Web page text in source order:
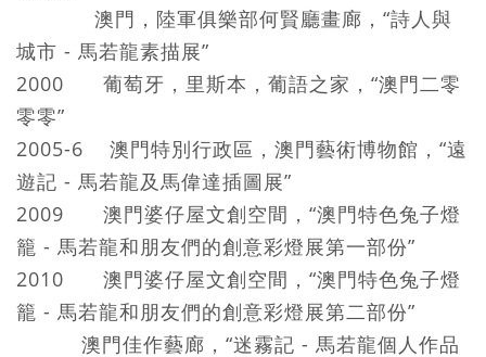
澳門，陸軍俱樂部何賢廳畫廊，“詩人與
城市 - 馬若龍素描展”
2000 葡萄牙，里斯本，葡語之家，“澳門二零
零零”
2005-6 澳門特別行政區，澳門藝術博物館，“遠
遊記 - 馬若龍及馬偉達插圖展”
2009 澳門婆仔屋文創空間，“澳門特色兔子燈
籠 - 馬若龍和朋友們的創意彩燈展第一部份”
2010 澳門婆仔屋文創空間，“澳門特色兔子燈
籠 - 馬若龍和朋友們的創意彩燈展第二部份”
澳門佳作藝廊，“迷霧記 - 馬若龍個人作品